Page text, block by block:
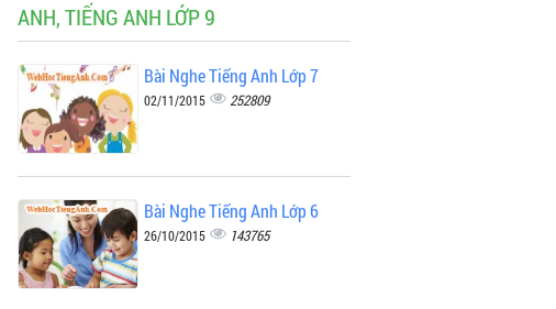
ANH, TIẾNG ANH LỚP 9
Bài Nghe Tiếng Anh Lớp 7
02/11/2015 252809
Bài Nghe Tiếng Anh Lớp 6
26/10/2015 143765